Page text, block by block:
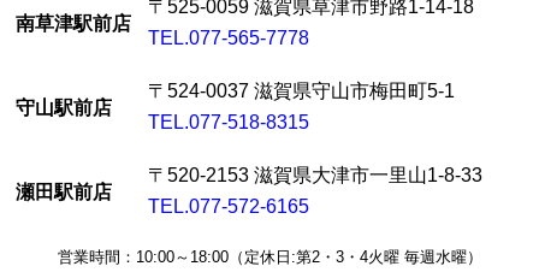
南草津駅前店
〒525-0059 滋賀県草津市野路1-14-18
TEL.077-565-7778
守山駅前店
〒524-0037 滋賀県守山市梅田町5-1
TEL.077-518-8315
瀬田駅前店
〒520-2153 滋賀県大津市一里山1-8-33
TEL.077-572-6165
営業時間：10:00～18:00（定休日:第2・3・4火曜 毎週水曜）